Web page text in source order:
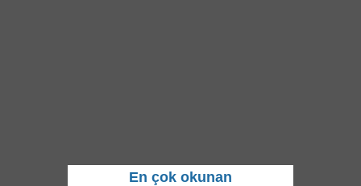
En çok okunan